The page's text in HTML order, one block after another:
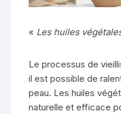
« Les huiles
Le processus de
il est possible de
peau. Les huiles
naturelle et efficace